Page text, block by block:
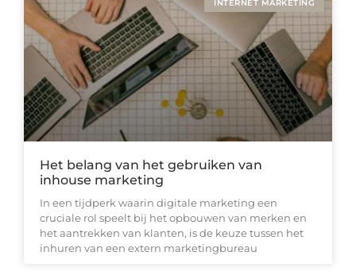
INTERNET MARKETING
Het belang van het gebruiken van
inhouse marketing
In een tijdperk waarin digitale marketing een
cruciale rol speelt bij het opbouwen van merken en
het aantrekken van klanten, is de keuze tussen het
inhuren van een extern marketingbureau